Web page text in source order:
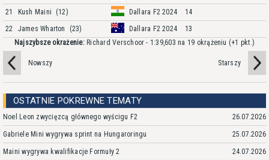
21
Kush Maini (12) Dallara F2 2024
14
22
James Wharton (23) Dallara F2 2024
13
Najszybsze okrażenie:Richard Verschoor - 1:39,603 na 19 okrążeniu (+1 pkt.)
Nowszy Starszy
OSTATNIE POKREWNE TEMATY
Noel Leon zwycięzcą głównego wyścigu F2 26.07.2026
Gabriele Mini wygrywa sprint na Hungaroringu 25.07.2026
Maini wygrywa kwalifikacje Formuły 2 24.07.2026